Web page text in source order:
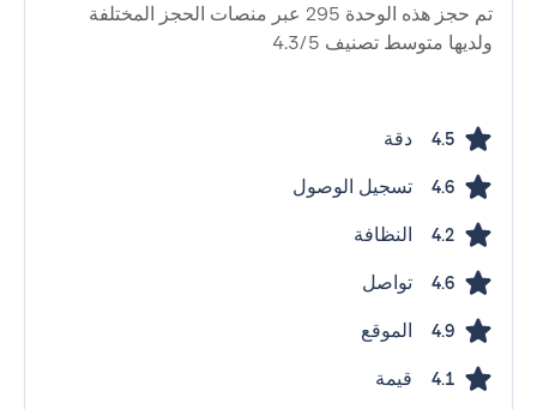
تم حجز هذه الوحدة 295 عبر منصات الحجز المختلفة
ولديها متوسط ​​تصنيف 4.3/5
4.5 دقة
4.6 تسجيل الوصول
4.2 النظافة
4.6 تواصل
4.9 الموقع
4.1 قيمة